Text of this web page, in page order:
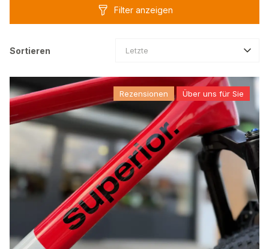
Filter anzeigen
Sortieren Letzte
Rezensionen Über uns für Sie